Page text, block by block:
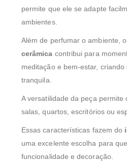
permite que ele se adapte
ambientes.
Além de perfumar o ambiente, o
cerâmica contribui para
meditação e bem-estar,
tranquila.
A versatilidade da peça permite
salas, quartos, escritórios ou
Essas características fazem do
uma excelente escolha para
funcionalidade e decoração.